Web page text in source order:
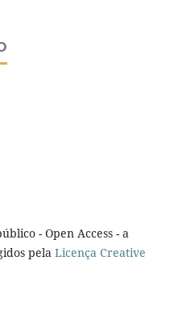
- Open Access - a
pela Licença Creative